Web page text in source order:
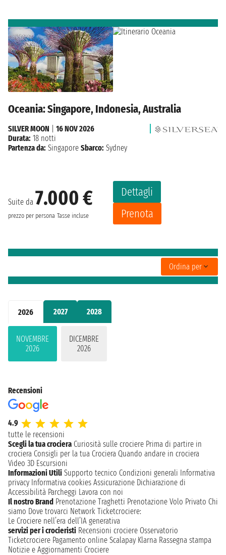
2026 2027 2028
NOVEMBRE
2026
DICEMBRE
2026
Oceania: Singapore, Indonesia, Australia
Suite da 7.000 €
prezzo per persona Tasse incluse
Dettagli
Prenota
SILVER MOON
16 NOV 2026
Durata: 18 notti
Partenza da: Singapore Sbarco: Sydney
Ordina per
Recensioni
4.9
tutte le recensioni
Scegli la tua crociera Curiosità sulle crociere Prima di partire in
crociera Consigli per la tua Crociera Quando andare in crociera
Video 3D Escursioni
Informazioni Utili Supporto tecnico Condizioni generali Informativa
privacy Informativa cookies Assicurazione Dichiarazione di
Accessibilità Parcheggi Lavora con noi
Il nostro Brand Prenotazione Traghetti Prenotazione Volo Privato Chi
siamo Dove trovarci Network Ticketcrociere:
Le Crociere nell’era dell’IA generativa
servizi per i crocieristi Recensioni crociere Osservatorio
Ticketcrociere Pagamento online Scalapay Klarna Rassegna stampa
Notizie e Aggiornamenti Crociere